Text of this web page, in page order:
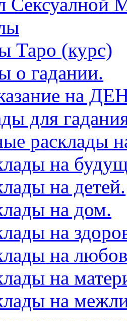
Таро (курс)
о гадании.
на
для
расклады
на
на детей.
на дом.
на
на
на
на